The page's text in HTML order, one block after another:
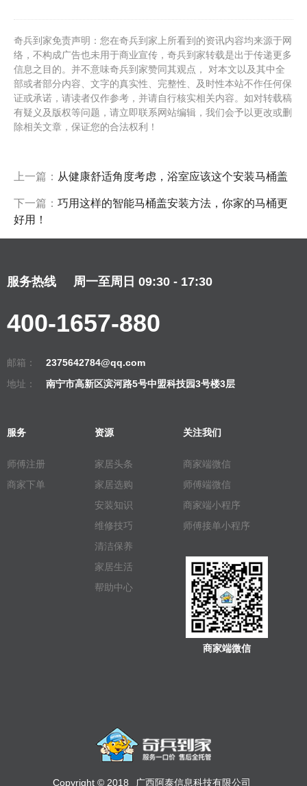
奇兵到家免责声明：您在奇兵到家上所看到的资讯内容均来源于网
络，不构成广告也未用于商业宣传，奇兵到家转载是出于传递更多
信息之目的。并不意味奇兵到家赞同其观点， 对本文以及其中全
部或者部分内容、文字的真实性、完整性、及时性本站不作任何保
证或承诺，请读者仅作参考，并请自行核实相关内容。如对转载稿
有疑义及版权等问题，请立即联系网站编辑，我们会予以更改或删
除相关文章，保证您的合法权利！
上一篇： 从健康舒适角度考虑，浴室应该这个安装马桶盖
下一篇： 巧用这样的智能马桶盖安装方法，你家的马桶更
好用！
服务热线 周一至周日 09:30 - 17:30
400-1657-880
邮箱：
2375642784@qq.com
地址：
南宁市高新区滨河路5号中盟科技园3号楼3层
服务
师傅注册
商家下单
资源
家居头条
家居选购
安装知识
维修技巧
清洁保养
家居生活
帮助中心
关注我们
商家端微信
师傅端微信
商家端小程序
师傅接单小程序
商家端微信
Copyright © 2018 广西阿泰信息科技有限公司